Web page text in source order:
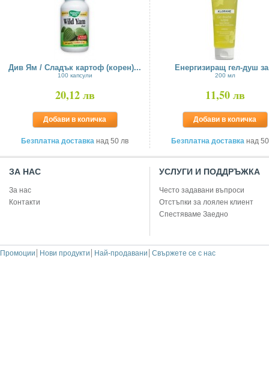
Див Ям / Сладък картоф (корен)...
100 капсули
20,12 лв
Добави в количка
Безплатна доставка над 50 лв
Енергизиращ гел-душ
200 мл
11,50 лв
Добави в количка
Безплатна доставка над
ЗА НАС
За нас
Контакти
УСЛУГИ И ПОДДРЪЖКА
Често задавани въпроси
Отстъпки за лоялен клиент
Спестяваме Заедно
Промоции Нови продукти Най-продавани Свържете се с нас